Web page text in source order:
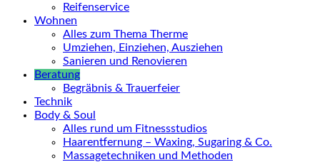
Reifenservice
Wohnen
Alles zum Thema Therme
Umziehen, Einziehen, Ausziehen
Sanieren und Renovieren
Beratung
Begräbnis & Trauerfeier
Technik
Body & Soul
Alles rund um Fitnessstudios
Haarentfernung – Waxing, Sugaring & Co.
Massagetechniken und Methoden